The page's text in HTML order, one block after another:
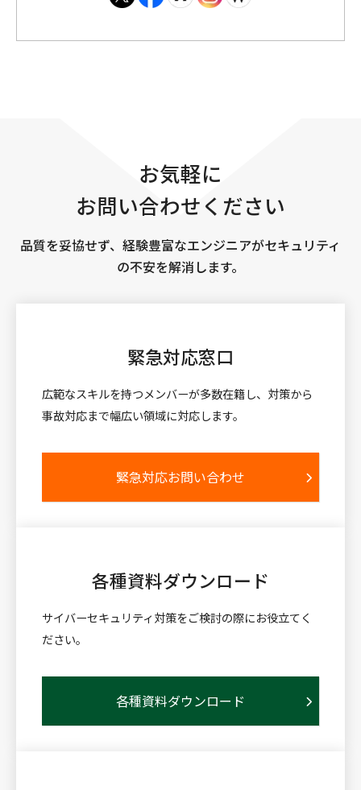
お気軽に
お問い合わせください
品質を妥協せず、経験豊富なエンジニアがセキュリティ
の不安を解消します。
緊急対応窓口
広範なスキルを持つメンバーが多数在籍し、対策から
事故対応まで幅広い領域に対応します。
緊急対応お問い合わせ
各種資料ダウンロード
サイバーセキュリティ対策をご検討の際にお役立てく
ださい。
各種資料ダウンロード